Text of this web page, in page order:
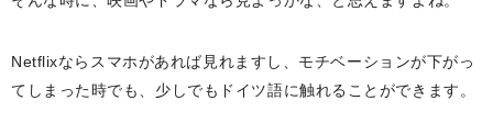
Netflixならスマホがあれば見れますし、モチベーションが下がっ
てしまった時でも、少しでもドイツ語に触れることができます。